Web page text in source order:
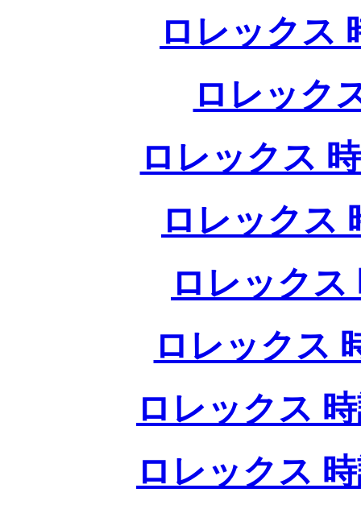
ロレックス
ロレック
ロレックス
ロレックス
ロレックス
ロレックス
ロレックス
ロレックス